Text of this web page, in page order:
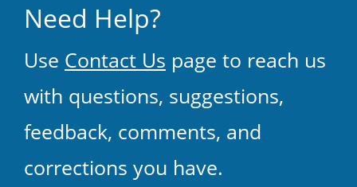
Need Help?
Use Contact Us page to reach us
with questions, suggestions,
feedback, comments, and
corrections you have.